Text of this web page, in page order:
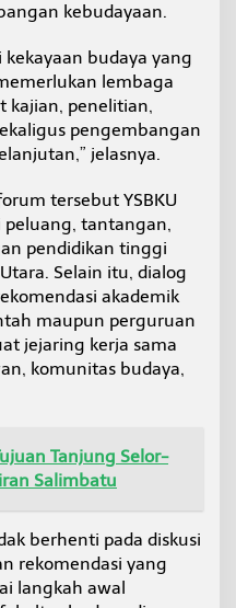
kebudayaan.
budaya yang
lembaga
kajian, penelitian,
pengembangan
jelasnya.
tersebut YSBKU
tantangan,
pendidikan tinggi
Selain itu, dialog
akademik
maupun perguruan
jejaring kerja sama
komunitas budaya,
Tanjung Selor-
Salimbatu
berhenti pada diskusi
rekomendasi yang
langkah awal